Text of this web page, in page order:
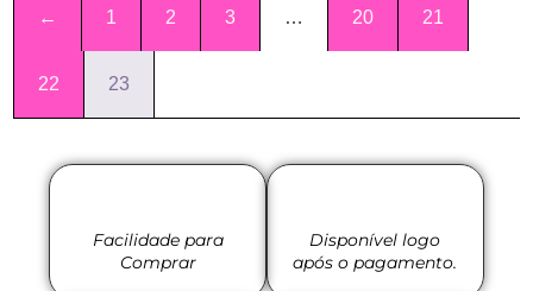
← 1 2 3 … 20 21
22 23
Facilidade para
Comprar
Disponível logo
após o pagamento.